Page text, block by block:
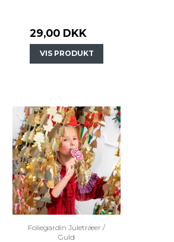
29,00 DKK
VIS PRODUKT
Foliegardin Juletræer /
Guld